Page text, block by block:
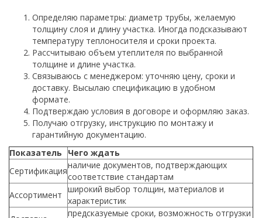
Определяю параметры: диаметр трубы, желаемую
толщину слоя и длину участка. Иногда подсказывают
температуру теплоносителя и сроки проекта.
Рассчитываю объем утеплителя по выбранной
толщине и длине участка.
Связываюсь с менеджером: уточняю цену, сроки и
доставку. Высылаю спецификацию в удобном
формате.
Подтверждаю условия в договоре и оформляю заказ.
Получаю отгрузку, инструкцию по монтажу и
гарантийную документацию.
Показатель
Чего ждать
Сертификация
наличие документов, подтверждающих
соответствие стандартам
Ассортимент
широкий выбор толщин, материалов и
характеристик
предсказуемые сроки, возможность отгрузки